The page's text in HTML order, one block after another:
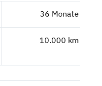
36 Monate
10.000 km